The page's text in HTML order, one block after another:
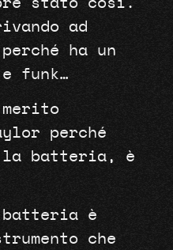
ad
ha un
funk…
perché
la batteria, è
è
che